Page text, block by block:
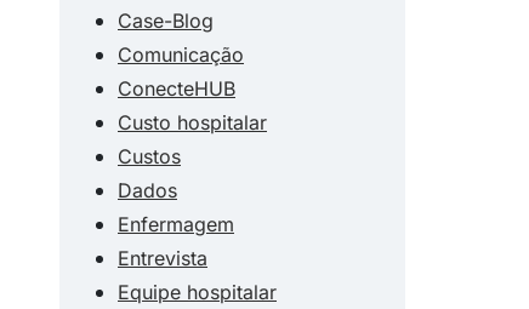
Case-Blog
Comunicação
ConecteHUB
Custo hospitalar
Custos
Dados
Enfermagem
Entrevista
Equipe hospitalar